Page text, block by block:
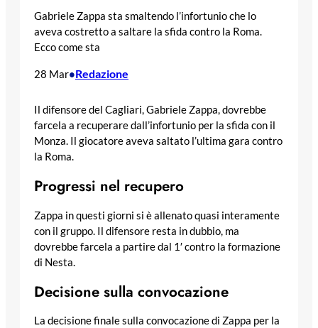
Gabriele Zappa sta smaltendo l’infortunio che lo
aveva costretto a saltare la sfida contro la Roma.
Ecco come sta
28 Mar•Redazione
Il difensore del Cagliari, Gabriele Zappa, dovrebbe
farcela a recuperare dall’infortunio per la sfida con il
Monza. Il giocatore aveva saltato l’ultima gara contro
la Roma.
Progressi nel recupero
Zappa in questi giorni si è allenato quasi interamente
con il gruppo. Il difensore resta in dubbio, ma
dovrebbe farcela a partire dal 1′ contro la formazione
di Nesta.
Decisione sulla convocazione
La decisione finale sulla convocazione di Zappa per la